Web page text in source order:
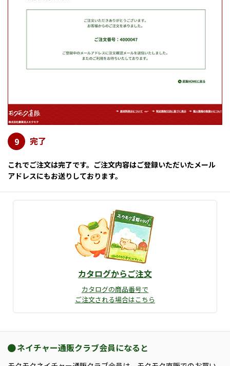
9 完了
これでご注文は完了です。ご注文内容はご登録いただいたメール
アドレスにもお送りしております。
カタログからご注文
カタログの商品番号で
ご注文される場合はこちら
ネイチャー通販クラブ会員になると